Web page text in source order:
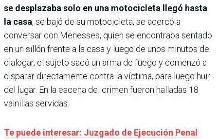
se desplazaba solo en una motocicleta llegó hasta
la casa, se bajó de su motocicleta, se acercó a
conversar con Menesses, quien se encontraba sentado
en un sillón frente a la casa y luego de unos minutos de
dialogar, el sujeto sacó un arma de fuego y comenzó a
disparar directamente contra la víctima, para luego huir
del lugar. En la escena del crimen fueron halladas 18
vainillas servidas.
Te puede interesar: Juzgado de Ejecución Penal